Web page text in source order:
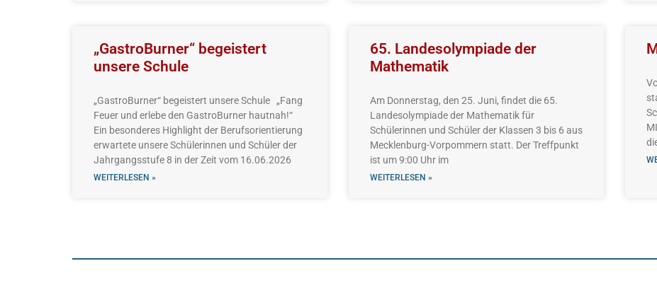
„GastroBurner“ begeistert
unsere Schule
„GastroBurner“ begeistert unsere Schule „Fang
Feuer und erlebe den GastroBurner hautnah!“
Ein besonderes Highlight der Berufsorientierung
erwartete unsere Schülerinnen und Schüler der
Jahrgangsstufe 8 in der Zeit vom 16.06.2026
WEITERLESEN »
65. Landesolympiade der
Mathematik
Am Donnerstag, den 25. Juni, findet die 65.
Landesolympiade der Mathematik für
Schülerinnen und Schüler der Klassen 3 bis 6 aus
Mecklenburg-Vorpommern statt. Der Treffpunkt
ist um 9:00 Uhr im
WEITERLESEN »